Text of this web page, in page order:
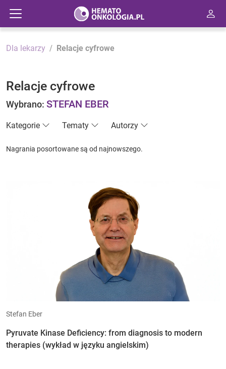
Dla lekarzy Relacje cyfrowe
Relacje cyfrowe
Wybrano: STEFAN EBER
Kategorie Tematy Autorzy
Nagrania posortowane są od najnowszego.
Stefan Eber
Pyruvate Kinase Deficiency: from diagnosis to modern
therapies (wykład w języku angielskim)